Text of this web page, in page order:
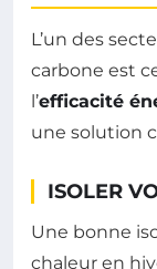
L’un des
carbone est
l’efficacité
une solution
ISOLER
Une bonne
chaleur en